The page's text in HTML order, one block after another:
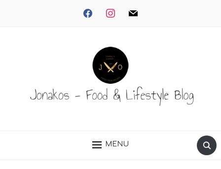
facebookinstagrammail
MENU